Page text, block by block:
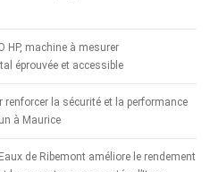
HP, machine à mesurer
éprouvée et accessible
renforcer la sécurité et la performance
à Maurice
de Ribemont améliore le rendement